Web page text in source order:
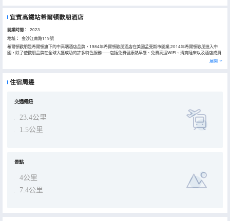
宜賓高鐵站希爾頓歡朋酒店
開業時間： 2023
地址：
金沙江南路119號
希爾頓歡朋是希爾頓旗下的中高端酒店品牌，1984年希爾頓歡朋酒店在美國孟斐斯市開業,2014年希爾頓歡朋進入中
國，除了使歡朋品牌在全球大獲成功的許多特色服務——包括免費健康熱早餐、免費高速WiFi、清爽睡床以及酒店成員
提供的“友善、可靠、關懷、周全”的服務以外，值得賓客期待的還有中國本地化特色的設施與服務。宜賓高鐵站希爾頓
歡朋酒店位於宜賓市金沙江南路119號，緊鄰宜賓市政務中心、高鐵站。酒店設有各式温馨舒適客房，獨具希爾頓歡朋
及80人的精英會議室兩個，三樓設有配套齊全的健身房及洗烘一體的洗衣房免費使用，恰到好處的知己服務，使客人享
展開
住宿周邊
交通樞紐
23.4公里
1.5公里
景點
4公里
7.4公里